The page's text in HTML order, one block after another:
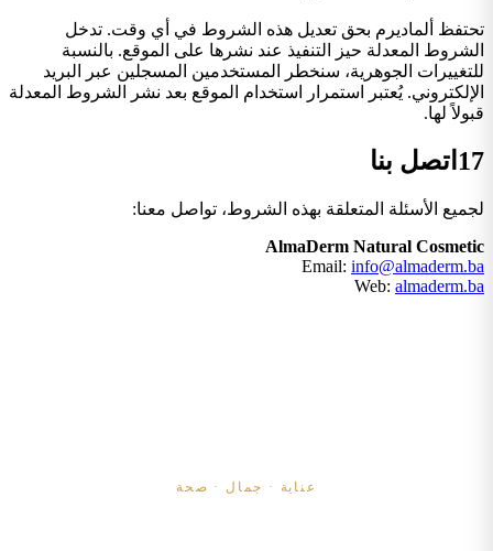
تحتفظ ألماديرم بحق تعديل هذه الشروط في أي وقت. تدخل
الشروط المعدلة حيز التنفيذ عند نشرها على الموقع. بالنسبة
للتغييرات الجوهرية، سنخطر المستخدمين المسجلين عبر البريد
الإلكتروني. يُعتبر استمرار استخدام الموقع بعد نشر الشروط المعدلة
قبولاً لها.
17 اتصل بنا
لجميع الأسئلة المتعلقة بهذه الشروط، تواصل معنا:
AlmaDerm Natural Cosmetic
Email: info@almaderm.ba
Web: almaderm.ba
عناية · جمال · صحة